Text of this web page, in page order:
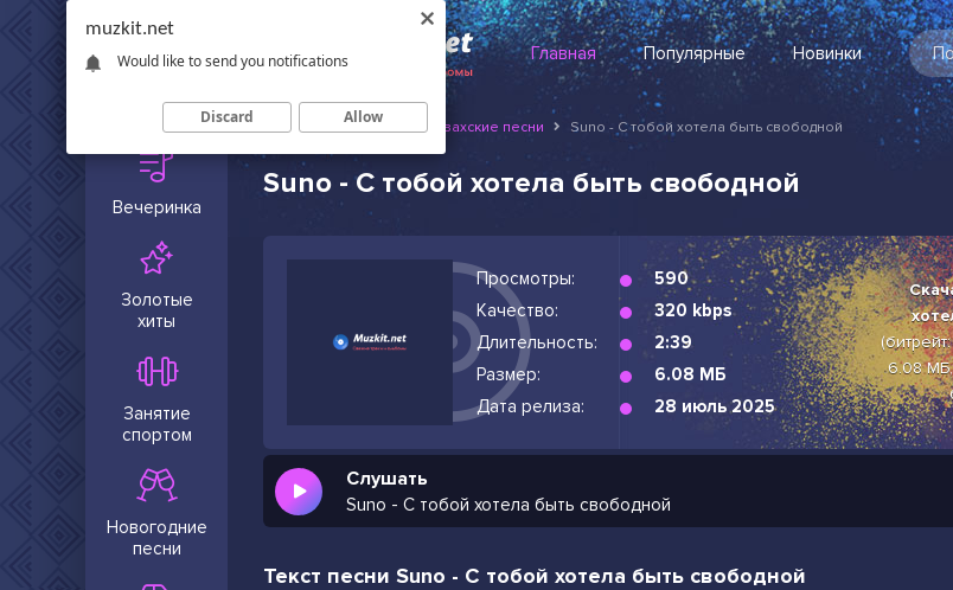
Главная Популярные
Новинки
Вечеринка
Золотые
хиты
Занятие
спортом
Новогодние
песни
Muzkit.net Русские и казахские песни Suno - С тобой хотела быть свободной
Suno - С тобой хотела быть свободной
Просмотры:
590
Качество:
320 kbps
Длительность:
2:39
Размер:
6.08 МБ
Дата релиза:
28 июль 2025
6.08
Слушать
Suno - С тобой хотела быть свободной
Текст песни Suno - С тобой хотела быть свободной
muzkit.net
Would like to send you notifications
Discard Allow